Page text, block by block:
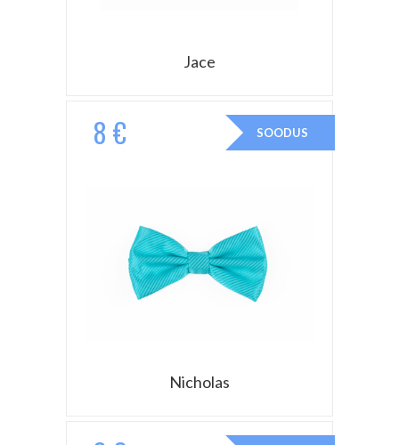
Jace
SOODUS
8 €
Nicholas